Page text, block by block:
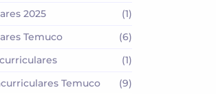
2025
(1)
Temuco
(6)
(1)
Temuco
(9)